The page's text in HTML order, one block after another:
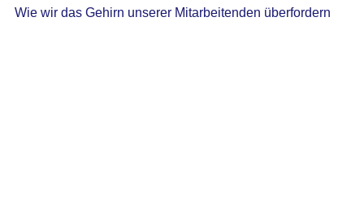
Wie wir das Gehirn unserer Mitarbeitenden überfordern